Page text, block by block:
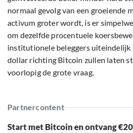
normaal gevolg van een groeiende
activum groter wordt, is er
om dezelfde procentuele
institutionele beleggers uiteindelijk
dollar richting Bitcoin zullen laten
voorlopig de grote vraag.
Partnercontent
Start met Bitcoin en ontvang